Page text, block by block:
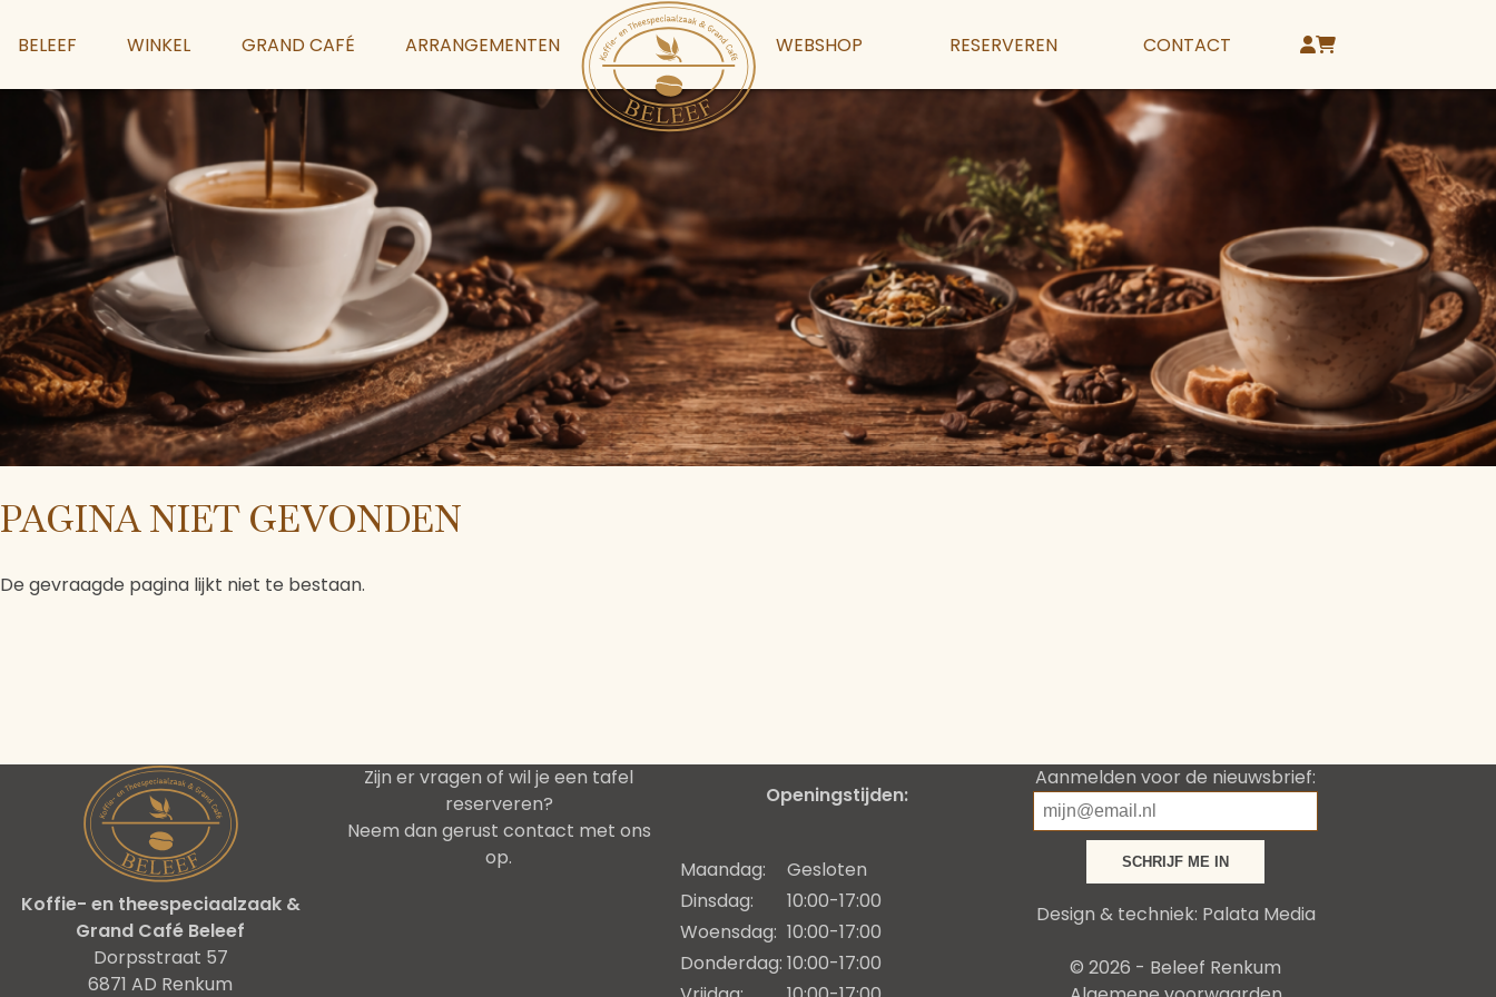
BELEEF WINKEL GRAND CAFÉ ARRANGEMENTEN WEBSHOP RESERVEREN CONTACT
PAGINA NIET GEVONDEN
De gevraagde pagina lijkt niet te bestaan.
Koffie- en theespeciaalzaak &
Grand Café Beleef
Dorpsstraat 57
6871 AD Renkum
Zijn er vragen of wil je een tafel
reserveren?
Neem dan gerust contact met ons
op.
Openingstijden:
Maandag:
Gesloten
Dinsdag:
10:00-17:00
Woensdag: 10:00-17:00
Donderdag: 10:00-17:00
Aanmelden voor de nieuwsbrief:
Design & techniek: Palata Media
© 2026 - Beleef Renkum